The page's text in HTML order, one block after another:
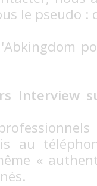
le pseudo :
Interview
au
«